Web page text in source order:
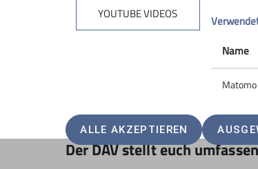
Für die gute Tourenplanung sind
Der DAV stellt euch
YOUTUBE VIDEOS
Name
Matomo
ALLE AKZEPTIEREN